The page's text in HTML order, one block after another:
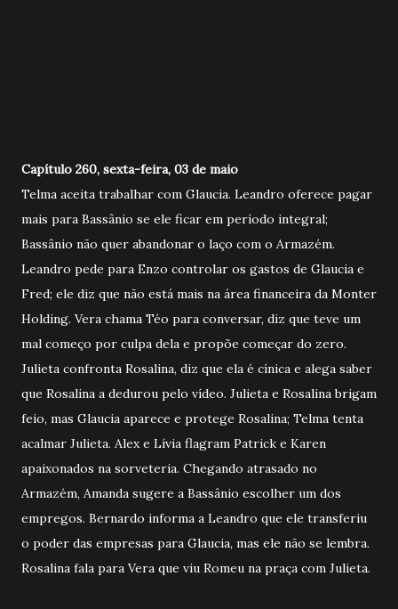
Capítulo 260, sexta-feira, 03 de maio
Telma aceita trabalhar com Glaucia. Leandro oferece pagar
mais para Bassânio se ele ficar em período integral;
Bassânio não quer abandonar o laço com o Armazém.
Leandro pede para Enzo controlar os gastos de Glaucia e
Fred; ele diz que não está mais na área financeira da Monter
Holding. Vera chama Téo para conversar, diz que teve um
mal começo por culpa dela e propõe começar do zero.
Julieta confronta Rosalina, diz que ela é cínica e alega saber
que Rosalina a dedurou pelo vídeo. Julieta e Rosalina brigam
feio, mas Glaucia aparece e protege Rosalina; Telma tenta
acalmar Julieta. Alex e Lívia flagram Patrick e Karen
apaixonados na sorveteria. Chegando atrasado no
Armazém, Amanda sugere a Bassânio escolher um dos
empregos. Bernardo informa a Leandro que ele transferiu
o poder das empresas para Glaucia, mas ele não se lembra.
Rosalina fala para Vera que viu Romeu na praça com Julieta.